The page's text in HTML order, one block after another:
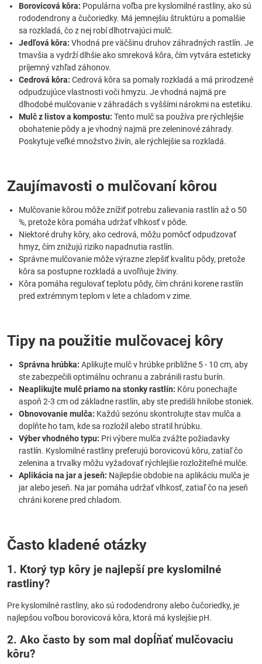
Borovicová kôra: Populárna voľba pre kyslomilné rastliny, ako sú
rododendrony a čučoriedky. Má jemnejšiu štruktúru a pomalšie
sa rozkladá, čo z nej robí dlhotrvajúci mulč.
Jedľová kôra: Vhodná pre väčšinu druhov záhradných rastlín. Je
tmavšia a vydrží dlhšie ako smreková kôra, čím vytvára esteticky
príjemný vzhľad záhonov.
Cedrová kôra: Cedrová kôra sa pomaly rozkladá a má prirodzené
odpudzujúce vlastnosti voči hmyzu. Je vhodná najmä pre
dlhodobé mulčovanie v záhradách s vyššími nárokmi na estetiku.
Mulč z listov a kompostu: Tento mulč sa používa pre rýchlejšie
obohatenie pôdy a je vhodný najmä pre zeleninové záhrady.
Poskytuje veľké množstvo živín, ale rýchlejšie sa rozkladá.
Zaujímavosti o mulčovaní kôrou
Mulčovanie kôrou môže znížiť potrebu zalievania rastlín až o 50
%, pretože kôra pomáha udržať vlhkosť v pôde.
Niektoré druhy kôry, ako cedrová, môžu pomôcť odpudzovať
hmyz, čím znižujú riziko napadnutia rastlín.
Správne mulčovanie môže výrazne zlepšiť kvalitu pôdy, pretože
kôra sa postupne rozkladá a uvoľňuje živiny.
Kôra pomáha regulovať teplotu pôdy, čím chráni korene rastlín
pred extrémnym teplom v lete a chladom v zime.
Tipy na použitie mulčovacej kôry
Správna hrúbka: Aplikujte mulč v hrúbke približne 5 - 10 cm, aby
ste zabezpečili optimálnu ochranu a zabránili rastu burín.
Neaplikujte mulč priamo na stonky rastlín: Kôru ponechajte
aspoň 2-3 cm od základne rastlín, aby ste predišli hnilobe stoniek.
Obnovovanie mulča: Každú sezónu skontrolujte stav mulča a
doplňte ho tam, kde sa rozložil alebo stratil hrúbku.
Výber vhodného typu: Pri výbere mulča zvážte požiadavky
rastlín. Kyslomilné rastliny preferujú borovicovú kôru, zatiaľ čo
zelenina a trvalky môžu vyžadovať rýchlejšie rozložiteľné mulče.
Aplikácia na jar a jeseň: Najlepšie obdobie na aplikáciu mulča je
jar alebo jeseň. Na jar pomáha udržať vlhkosť, zatiaľ čo na jeseň
chráni korene pred chladom.
Často kladené otázky
1. Ktorý typ kôry je najlepší pre kyslomilné
rastliny?
Pre kyslomilné rastliny, ako sú rododendrony alebo čučoriedky, je
najlepšou voľbou borovicová kôra, ktorá má kyslejšie pH.
2. Ako často by som mal dopĺňať mulčovaciu
kôru?